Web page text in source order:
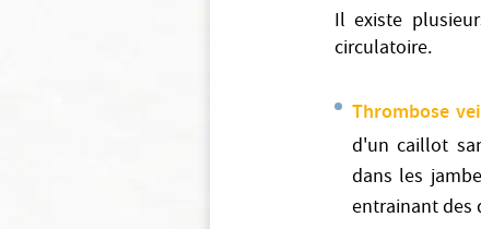
Il existe
circulatoire.
Thrombose
d'un caillot
dans les
entrainant des